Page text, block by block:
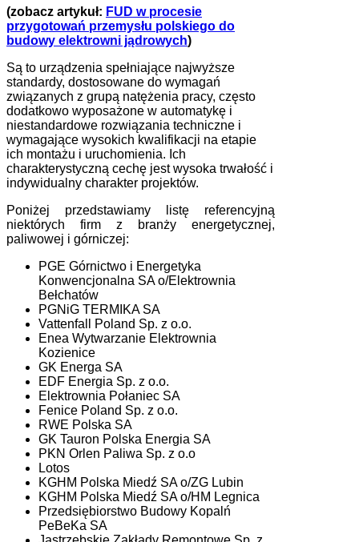
(zobacz artykuł: FUD w procesie
przygotowań przemysłu polskiego do
budowy elektrowni jądrowych)
Są to urządzenia spełniające najwyższe
standardy, dostosowane do wymagań
związanych z grupą natężenia pracy, często
dodatkowo wyposażone w automatykę i
niestandardowe rozwiązania techniczne i
wymagające wysokich kwalifikacji na etapie
ich montażu i uruchomienia. Ich
charakterystyczną cechę jest wysoka trwałość i
indywidualny charakter projektów.
Poniżej przedstawiamy listę referencyjną
niektórych firm z branży energetycznej,
paliwowej i górniczej:
PGE Górnictwo i Energetyka
Konwencjonalna SA o/Elektrownia
Bełchatów
PGNiG TERMIKA SA
Vattenfall Poland Sp. z o.o.
Enea Wytwarzanie Elektrownia
Kozienice
GK Energa SA
EDF Energia Sp. z o.o.
Elektrownia Połaniec SA
Fenice Poland Sp. z o.o.
RWE Polska SA
GK Tauron Polska Energia SA
PKN Orlen Paliwa Sp. z o.o
Lotos
KGHM Polska Miedź SA o/ZG Lubin
KGHM Polska Miedź SA o/HM Legnica
Przedsiębiorstwo Budowy Kopalń
PeBeKa SA